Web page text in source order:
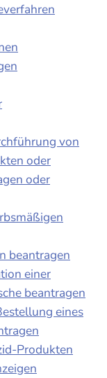
von
oder
oder
beantragen
einer
beantragen
eines
Produkten